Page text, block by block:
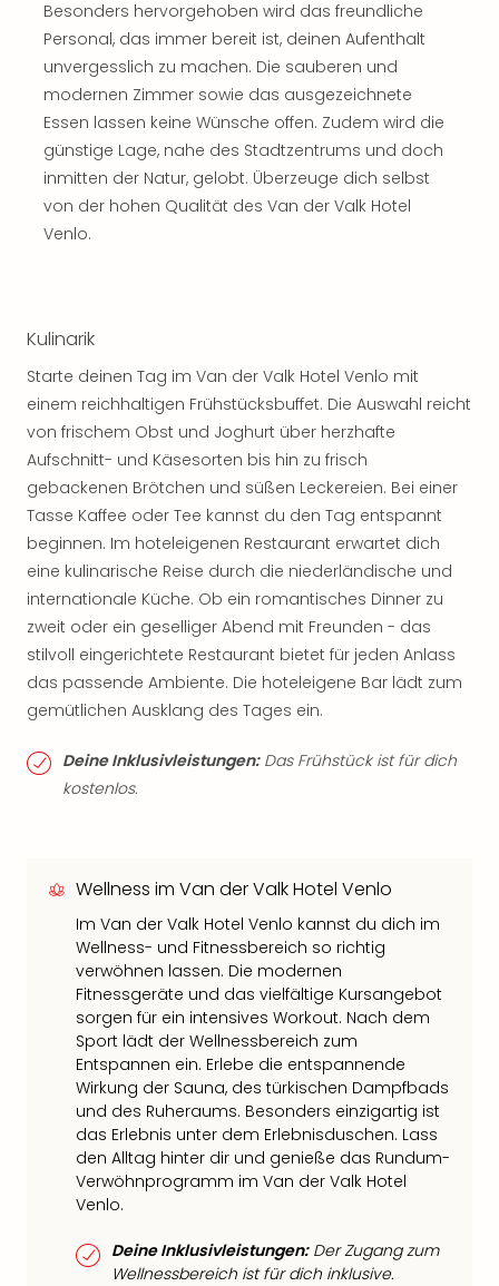
Besonders hervorgehoben wird das freundliche
Personal, das immer bereit ist, deinen Aufenthalt
unvergesslich zu machen. Die sauberen und
modernen Zimmer sowie das ausgezeichnete
Essen lassen keine Wünsche offen. Zudem wird die
günstige Lage, nahe des Stadtzentrums und doch
inmitten der Natur, gelobt. Überzeuge dich selbst
von der hohen Qualität des Van der Valk Hotel
Venlo.
Kulinarik
Starte deinen Tag im Van der Valk Hotel Venlo mit
einem reichhaltigen Frühstücksbuffet. Die Auswahl reicht
von frischem Obst und Joghurt über herzhafte
Aufschnitt- und Käsesorten bis hin zu frisch
gebackenen Brötchen und süßen Leckereien. Bei einer
Tasse Kaffee oder Tee kannst du den Tag entspannt
beginnen. Im hoteleigenen Restaurant erwartet dich
eine kulinarische Reise durch die niederländische und
internationale Küche. Ob ein romantisches Dinner zu
zweit oder ein geselliger Abend mit Freunden - das
stilvoll eingerichtete Restaurant bietet für jeden Anlass
das passende Ambiente. Die hoteleigene Bar lädt zum
gemütlichen Ausklang des Tages ein.
Deine Inklusivleistungen:Das Frühstück ist für dich
kostenlos.
Wellness im Van der Valk Hotel Venlo
Im Van der Valk Hotel Venlo kannst du dich im
Wellness- und Fitnessbereich so richtig
verwöhnen lassen. Die modernen
Fitnessgeräte und das vielfältige Kursangebot
sorgen für ein intensives Workout. Nach dem
Sport lädt der Wellnessbereich zum
Entspannen ein. Erlebe die entspannende
Wirkung der Sauna, des türkischen Dampfbads
und des Ruheraums. Besonders einzigartig ist
das Erlebnis unter dem Erlebnisduschen. Lass
den Alltag hinter dir und genieße das Rundum-
Verwöhnprogramm im Van der Valk Hotel
Venlo.
Deine Inklusivleistungen:Der Zugang zum
Wellnessbereich ist für dich inklusive.